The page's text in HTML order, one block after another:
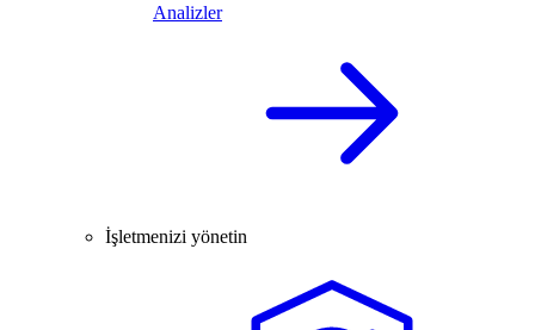
Analizler
İşletmenizi yönetin